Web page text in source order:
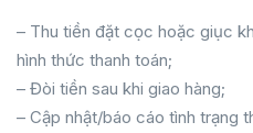
– Thu tiền đặt cọc hoặc giục
hình thức thanh toán;
– Đòi tiền sau khi giao hàng;
– Cập nhật/báo cáo tình trạng